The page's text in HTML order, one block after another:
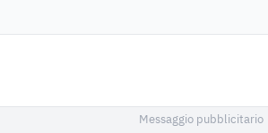
Messaggio pubblicitario